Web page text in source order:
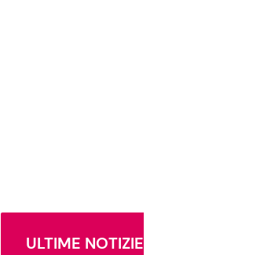
ULTIME NOTIZIE